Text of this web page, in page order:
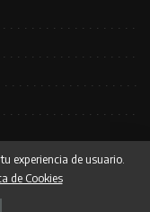
experiencia de usuario.
de Cookies